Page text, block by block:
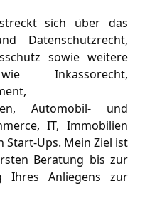
sich über das
Datenschutzrecht,
sowie weitere
Inkassorecht,
Automobil- und
IT, Immobilien
Start-Ups. Mein Ziel ist
Beratung bis zur
Ihres Anliegens zur